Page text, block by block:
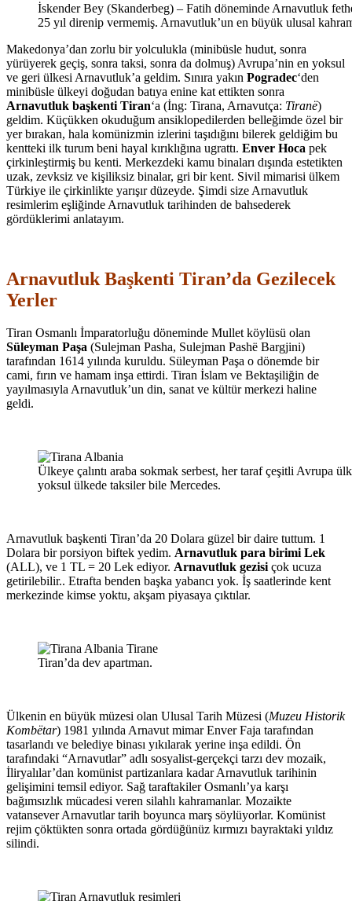
İskender Bey (Skanderbeg) – Fatih döneminde Arnavutluk
25 yıl direnip vermemiş. Arnavutluk’un en büyük ulusal
Makedonya’dan zorlu bir yolculukla (minibüsle hudut, sonra
yürüyerek geçiş, sonra taksi, sonra da dolmuş) Avrupa’nin en yoksul
ve geri ülkesi Arnavutluk’a geldim. Sınıra yakın Pogradec‘den
minibüsle ülkeyi doğudan batıya enine kat ettikten sonra
Arnavutluk başkenti Tiran‘a (İng: Tirana, Arnavutça: Tiranë)
geldim. Küçükken okuduğum ansiklopedilerden belleğimde özel bir
yer bırakan, hala komünizmin izlerini taşıdığını bilerek geldiğim bu
kentteki ilk turum beni hayal kırıklığına ugrattı. Enver Hoca pek
çirkinleştirmiş bu kenti. Merkezdeki kamu binaları dışında estetikten
uzak, zevksiz ve kişiliksiz binalar, gri bir kent. Sivil mimarisi ülkem
Türkiye ile çirkinlikte yarışır düzeyde. Şimdi size Arnavutluk
resimlerim eşliğinde Arnavutluk tarihinden de bahsederek
gördüklerimi anlatayım.
Arnavutluk Başkenti Tiran’da Gezilecek
Yerler
Tiran Osmanlı İmparatorluğu döneminde Mullet köylüsü olan
Süleyman Paşa (Sulejman Pasha, Sulejman Pashë Bargjini)
tarafından 1614 yılında kuruldu. Süleyman Paşa o dönemde bir
cami, fırın ve hamam inşa ettirdi. Tiran İslam ve Bektaşiliğin de
yayılmasıyla Arnavutluk’un din, sanat ve kültür merkezi haline
geldi.
Ülkeye çalıntı araba sokmak serbest, her taraf çeşitli Avrupa
yoksul ülkede taksiler bile Mercedes.
Arnavutluk başkenti Tiran’da 20 Dolara güzel bir daire tuttum. 1
Dolara bir porsiyon biftek yedim. Arnavutluk para birimi Lek
(ALL), ve 1 TL = 20 Lek ediyor. Arnavutluk gezisiçok ucuza
getirilebilir.. Etrafta benden başka yabancı yok. İş saatlerinde kent
merkezinde kimse yoktu, akşam piyasaya çıktılar.
Tiran’da dev apartman.
Ülkenin en büyük müzesi olan Ulusal Tarih Müzesi (Muzeu Historik
Kombëtar) 1981 yılında Arnavut mimar Enver Faja tarafından
tasarlandı ve belediye binası yıkılarak yerine inşa edildi. Ön
tarafındaki “Arnavutlar” adlı sosyalist-gerçekçi tarzı dev mozaik,
İliryalılar’dan komünist partizanlara kadar Arnavutluk tarihinin
gelişimini temsil ediyor. Sağ taraftakiler Osmanlı’ya karşı
bağımsızlık mücadesi veren silahlı kahramanlar. Mozaikte
vatansever Arnavutlar tarih boyunca marş söylüyorlar. Komünist
rejim çöktükten sonra ortada gördüğünüz kırmızı bayraktaki yıldız
silindi.